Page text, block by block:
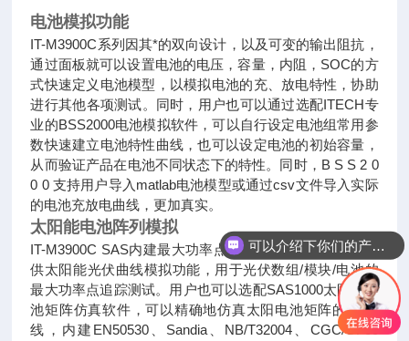
电池模拟功能
IT-M3900C系列因其*的双向设计，以及可变的输出阻抗，
通过面板就可以设置电池的电压，容量，内阻，SOC的方
式快速定义电池模型，以模拟电池的充、放电特性，协助
进行其他各项测试。同时，用户也可以通过选配ITECH专
业的BSS2000电池模拟软件，可以自行设定电池组常用参
数快速建立电池特性曲线，也可以设定电池的初始容量，
从而验证产品在电池不同状态下的特性。同时，B S S 2 0
0 0 支持用户导入matlab电池模型或通过csv文件导入实际
的电池充放电曲线，更加真实。
太阳能电池阵列模拟
IT-M3900C SAS内建最大功率点追踪（MPPT）机制，提
供太阳能光伏曲线模拟功能，用于光伏数组/模块/电池的
最大功率点追踪测试。用户也可以选配SAS1000太阳能电
池矩阵仿真软件，可以精确地仿真太阳电池矩阵的I-V曲
线，内建EN50530、Sandia、 NB/T32004、CGC/GF00
可以介绍下你们的产品么